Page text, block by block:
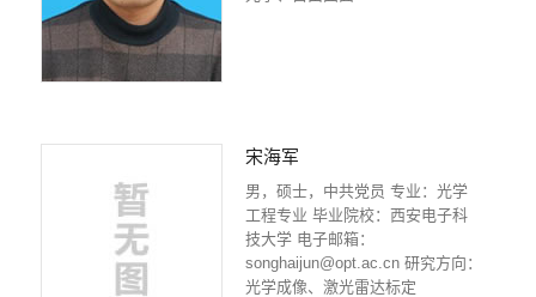
宋海军
男，硕士，中共党员 专业：光学
工程专业 毕业院校：西安电子科
技大学 电子邮箱：
songhaijun@opt.ac.cn 研究方向：
光学成像、激光雷达标定